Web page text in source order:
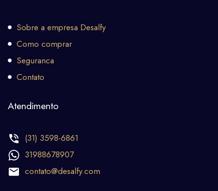
Sobre a empresa Desalfy
Como comprar
Seguranca
Contato
Atendimento
(31) 3598-6861
31988678907
contato@desalfy.com